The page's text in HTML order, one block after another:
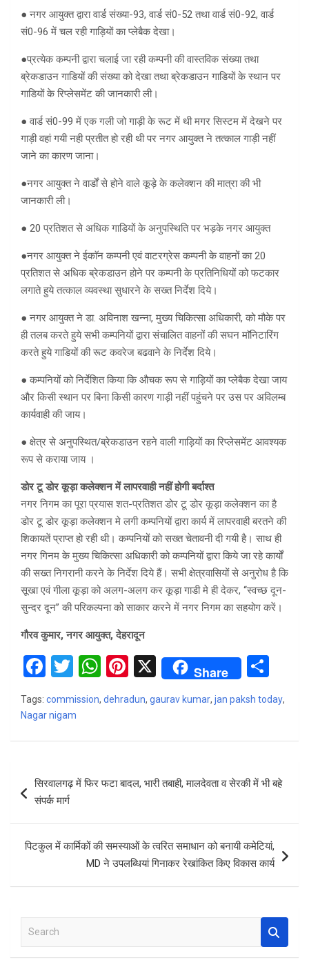
● नगर आयुक्त द्वारा वार्ड संख्या-93, वार्ड सं0-52 तथा वार्ड सं0-92, वार्ड
सं0-96 में चल रही गाड़ियों का प्लेबैक देखा।
●प्रत्येक कम्पनी द्वारा चलाई जा रही कम्पनी की वास्तविक संख्या तथा
ब्रेकडाउन गाडियों की संख्या को देखा तथा ब्रेकडाउन गाडियों के स्थान पर
गाडियों के रिप्लेसमेंट की जानकारी ली।
● वार्ड सं0-99 में एक गली जो गाड़ी के रूट में थी मगर सिस्टम में देखने पर
गाड़ी वहां गयी नही प्रतीत हो रही थी पर नगर आयुक्त ने तत्काल गाड़ी नहीं
जाने का कारण जाना।
●नगर आयुक्त ने वार्डों से होने वाले कूड़े के कलेक्शन की मात्रा की भी
जानकारी ली।
● 20 प्रतिशत से अधिक गाडियों के अनुपस्थिति पर भड़के नगर आयुक्त
●नगर आयुक्त ने ईकाॅन कम्पनी एवं वाटरग्रेस कम्पनी के वाहनों का 20
प्रतिशत से अधिक ब्रेकडाउन होने पर कम्पनी के प्रतिनिधियों को फटकार
लगाते हुये तत्काल व्यवस्था सुधारने के सख्त निर्देश दिये।
● नगर आयुक्त ने डा. अविनाश खन्ना, मुख्य चिकित्सा अधिकारी, को मौके पर
ही तलब करते हुये सभी कम्पनियों द्वारा संचालित वाहनों की सघन माॅनिटारिंग
करते हुये गाडियों की रूट कवरेज बढवाने के निर्देश दिये।
● कम्पनियों को निर्देशित किया कि औचक रूप से गाड़ियों का प्लेबैक देखा जाय
और किसी स्थान पर बिना किसी कारण गाड़ी नहीं पहुंचने पर उस पर अविलम्ब
कार्यवाही की जाय।
● क्षेत्र से अनुपस्थित/ब्रेकडाउन रहने वाली गाड़ियों का रिप्लेसमेंट आवश्यक
रूप से कराया जाय ।
डोर टू डोर कूड़ा कलेक्शन में लापरवाही नहीं होगी बर्दाश्त
नगर निगम का पूरा प्रयास शत-प्रतिशत डोर टू डोर कूड़ा कलेक्शन का है
डोर टू डोर कूड़ा कलेक्शन मे लगी कम्पनियों द्वारा कार्य में लापरवाही बरतने की
शिकायतें प्राप्त हो रही थी। कम्पनियों को सख्त चेतावनी दी गयी है। साथ ही
नगर गिनम के मुख्य चिकित्सा अधिकारी को कम्पनियों द्वारा किये जा रहे कार्यों
की सख्त निगरानी करने के निर्देश दिये हैं। सभी क्षेत्रवासियों से अनुरोध है कि
सूखा एवं गीला कूड़ा को अलग-अलग कर कूड़ा गाडी मे ही देकर, ‘‘स्वच्छ दून-
सुन्दर दून’’ की परिकल्पना को साकार करने में नगर निगम का सहयोग करें।
गौरव कुमार, नगर आयुक्त, देहरादून
F
ce
o
k
T
wi
tt
W
h
at
p
Pi
nt
er
X Share
h
ar
Tags: commission, dehradun, gaurav kumar, jan paksh today,
Nagar nigam
navigation
सिरवालगढ़ में फिर फटा बादल, भारी तबाही, मालदेवता व सेरकी में भी बहे
संपर्क मार्ग
पिटकुल में कार्मिकों की समस्याओं के त्वरित समाधान को बनायी कमेटियां,
MD ने उपलब्धियां गिनाकर रेखांकित किए विकास कार्य
a